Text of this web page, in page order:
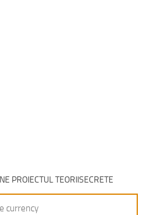
PROIECTUL TEORIISECRETE
currency